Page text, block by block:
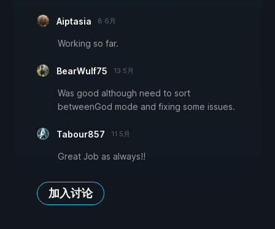
Aiptasia 8 6月
Working so far.
BearWulf75 13 5月
Was good although need to sort
betweenGod mode and fixing some issues.
Tabour857 11 5月
Great Job as always!!
加入讨论